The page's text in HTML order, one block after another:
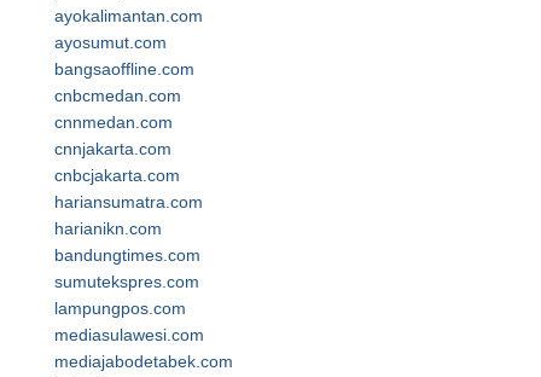
ayokalimantan.com
ayosumut.com
bangsaoffline.com
cnbcmedan.com
cnnmedan.com
cnnjakarta.com
cnbcjakarta.com
hariansumatra.com
harianikn.com
bandungtimes.com
sumutekspres.com
lampungpos.com
mediasulawesi.com
mediajabodetabek.com